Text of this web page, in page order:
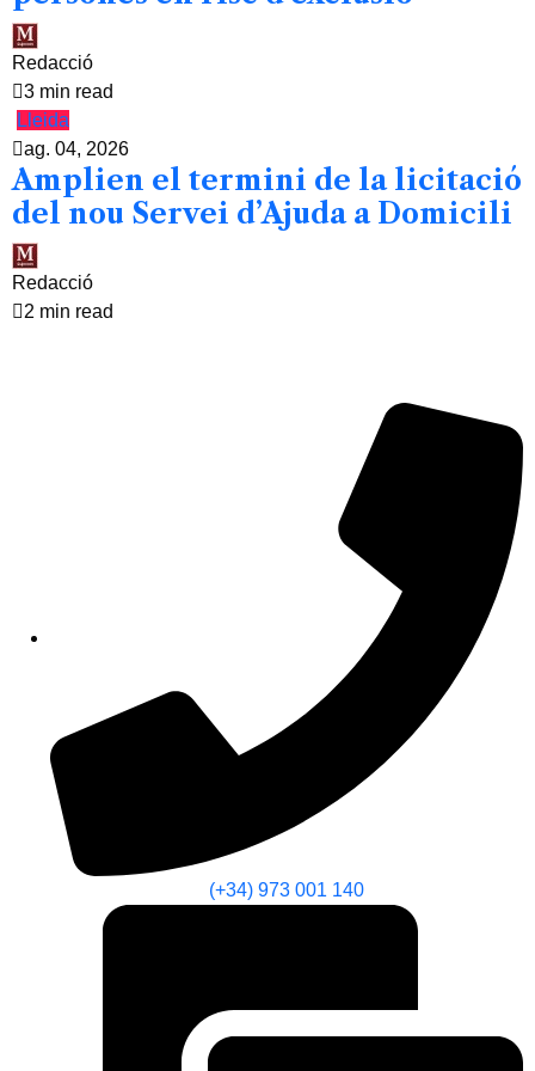
Redacció
3 min read
Lleida
ag. 04, 2026
Amplien el termini de la licitació
del nou Servei d’Ajuda a Domicili
Redacció
2 min read
(+34) 973 001 140